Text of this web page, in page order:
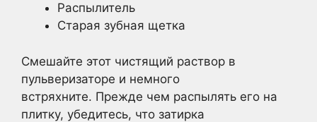
Распылитель
Старая зубная щетка
Смешайте этот чистящий раствор в
пульверизаторе и немного
встряхните. Прежде чем распылять его на
плитку, убедитесь, что затирка